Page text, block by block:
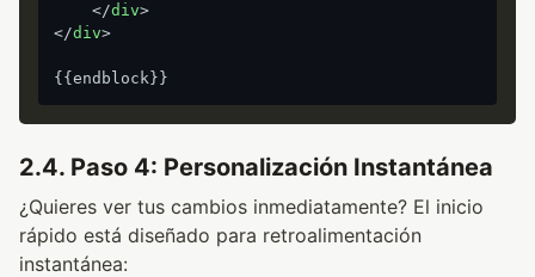
</div>
</div>
2.4. Paso 4: Personalización Instantánea
¿Quieres ver tus cambios inmediatamente? El inicio
rápido está diseñado para retroalimentación
instantánea: